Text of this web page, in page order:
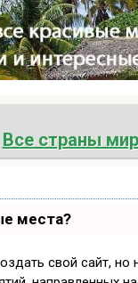
Все страны
места?
свой сайт,